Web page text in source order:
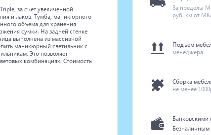
за счет увеличенной
и лаков. Тумба, маникюрного
объема для хранения
сумки. На задней стенке
выполнена из массивной
маникюрный светильник с
Это позволяет
комбинациях. Стоимость
За пределы
руб. км от
Подъем
менеджера
Сборка
не менее
Банковскими